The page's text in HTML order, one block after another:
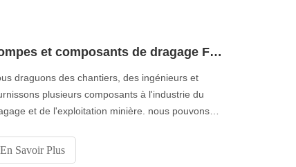
Pompes et composants de dragage Fabricant
draguons des chantiers, des ingénieurs et
plusieurs composants à l'industrie du
et de l'exploitation minière. nous pouvons
des joints à rotule de dragage, des vannes
dragage ou des tuyaux de dragage en stock. Les
En Savoir Plus